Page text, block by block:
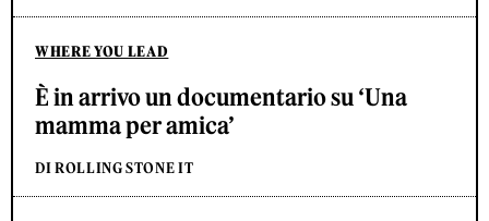
WHERE YOU LEAD
È in arrivo un documentario su ‘Una
mamma per amica’
DI ROLLING STONE IT